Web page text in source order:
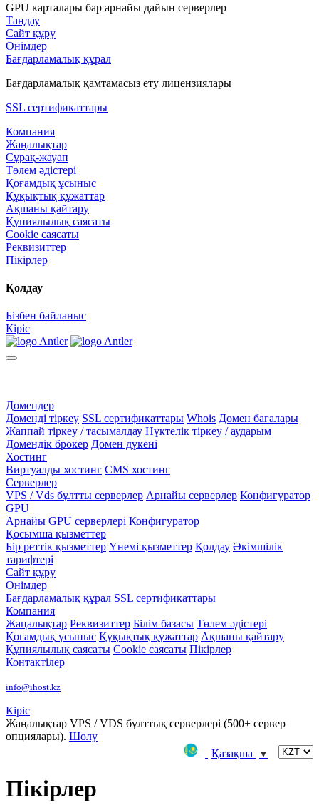
GPU карталары бар арнайы дайын серверлер
Таңдау
Сайт құру
Өнімдер
Бағдарламалық құрал
Бағдарламалық қамтамасыз ету лицензиялары
SSL сертификаттары
Компания
Жаңалықтар
Сұрақ-жауап
Төлем әдістері
Қоғамдық ұсыныс
Құқықтық құжаттар
Ақшаны қайтару
Құпиялылық саясаты
Сookie саясаты
Реквизиттер
Пікірлер
Қолдау
Бізбен байланыс
Кіріс
Домендер
Доменді тіркеу SSL сертификаттары Whois Домен бағалары
Жаппай тіркеу / тасымалдау Нүктелік тіркеу / аударым
Домендік брокер Домен дүкені
Хостинг
Виртуалды хостинг CMS хостинг
Серверлер
VPS / Vds бұлтты серверлер Арнайы серверлер Конфигуратор
GPU
Арнайы GPU серверлері Конфигуратор
Қосымша қызметтер
Бір реттік қызметтер Үнемі қызметтер Қолдау Әкімшілік
тарифтері
Сайт құру
Өнімдер
Бағдарламалық құрал SSL сертификаттары
Компания
Жаңалықтар Реквизиттер Білім базасы Төлем әдістері
Қоғамдық ұсыныс Құқықтық құжаттар Ақшаны қайтару
Құпиялылық саясаты Сookie саясаты Пікірлер
Контактілер
info@ihost.kz
Кіріс
Жаңалықтар VPS / VDS бұлттық серверлері (500+ сервер
опциялары). Шолу
Қазақша
▼
Пікірлер